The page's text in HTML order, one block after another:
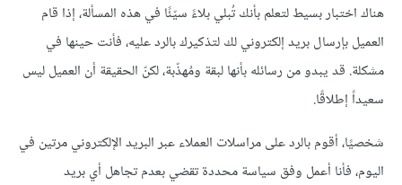
هناك اختبار بسيط لتعلم بأنك تُبلي بلاءً سيّئًا في هذه المسألة، إذا قام
العميل بإرسال بريد إلكتروني لك لتذكيرك بالرد عليه، فأنت حينها في
مشكلة. قد يبدو من رسائله بأنها لبقة ومُهذّبة، لكنّ الحقيقة أن العميل ليس
سعيداً إطلاقًا.
شخصيًا، أقوم بالرد على مراسلات العملاء عبر البريد الإلكتروني مرتين في
اليوم، فأنا أعمل وفق سياسة محددة تقضي بعدم تجاهل أي بريد